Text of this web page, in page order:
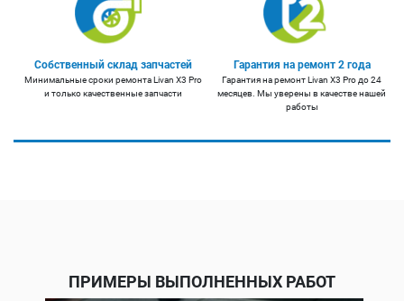
Собственный склад запчастей
Минимальные сроки ремонта Livan X3 Pro
и только качественные запчасти
Гарантия на ремонт 2 года
Гарантия на ремонт Livan X3 Pro до 24
месяцев. Мы уверены в качестве нашей
работы
ПРИМЕРЫ ВЫПОЛНЕННЫХ РАБОТ